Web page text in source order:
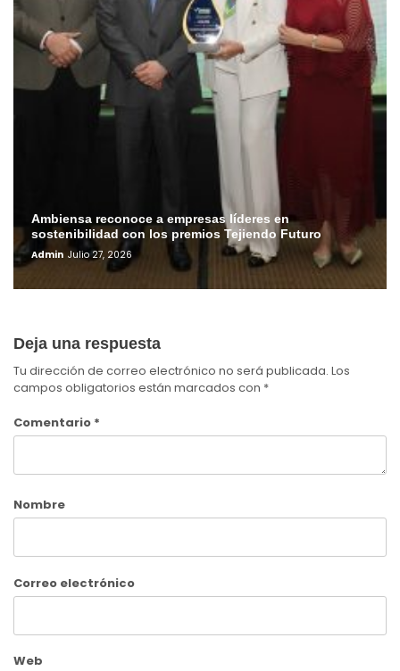
Ambiensa reconoce a empresas líderes en
sostenibilidad con los premios Tejiendo Futuro
Admin Julio 27, 2026
Deja una respuesta
Tu dirección de correo electrónico no será publicada. Los
campos obligatorios están marcados con *
Comentario *
Nombre
Correo electrónico
Web